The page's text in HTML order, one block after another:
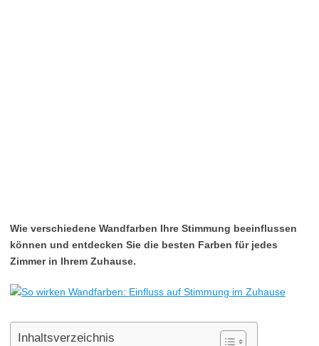
Wie verschiedene Wandfarben Ihre Stimmung beeinflussen
können und entdecken Sie die besten Farben für jedes
Zimmer in Ihrem Zuhause.
Inhaltsverzeichnis